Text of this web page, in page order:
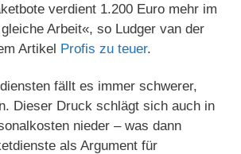
verdient 1.200 Euro mehr im
Arbeit«, so Ludger van der
Artikel Profis zu teuer.
fällt es immer schwerer,
Dieser Druck schlägt sich auch in
nieder – was dann
als Argument für